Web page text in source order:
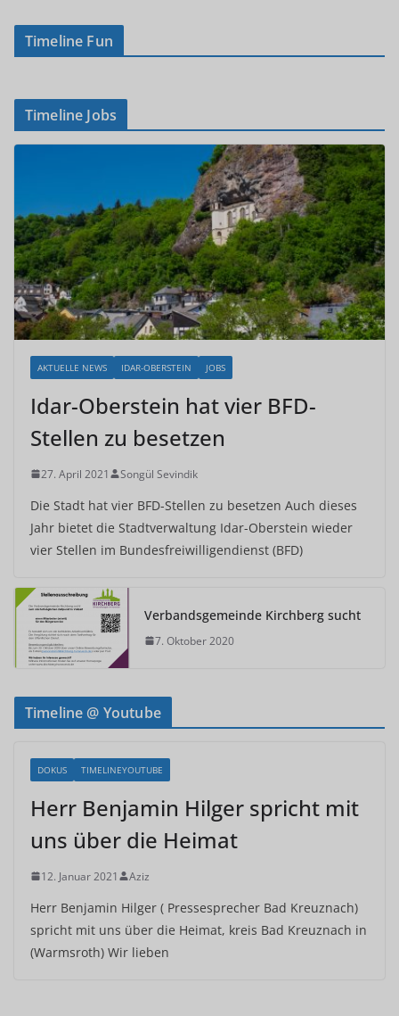
Timeline Fun
Timeline Jobs
AKTUELLE NEWS IDAR-OBERSTEIN JOBS
Idar-Oberstein hat vier BFD-
Stellen zu besetzen
27. April 2021 Songül Sevindik
Die Stadt hat vier BFD-Stellen zu besetzen Auch dieses
Jahr bietet die Stadtverwaltung Idar-Oberstein wieder
vier Stellen im Bundesfreiwilligendienst (BFD)
Verbandsgemeinde Kirchberg sucht
7. Oktober 2020
Timeline @ Youtube
DOKUS TIMELINEYOUTUBE
Herr Benjamin Hilger spricht mit
uns über die Heimat
12. Januar 2021 Aziz
Herr Benjamin Hilger ( Pressesprecher Bad Kreuznach)
spricht mit uns über die Heimat, kreis Bad Kreuznach in
(Warmsroth) Wir lieben